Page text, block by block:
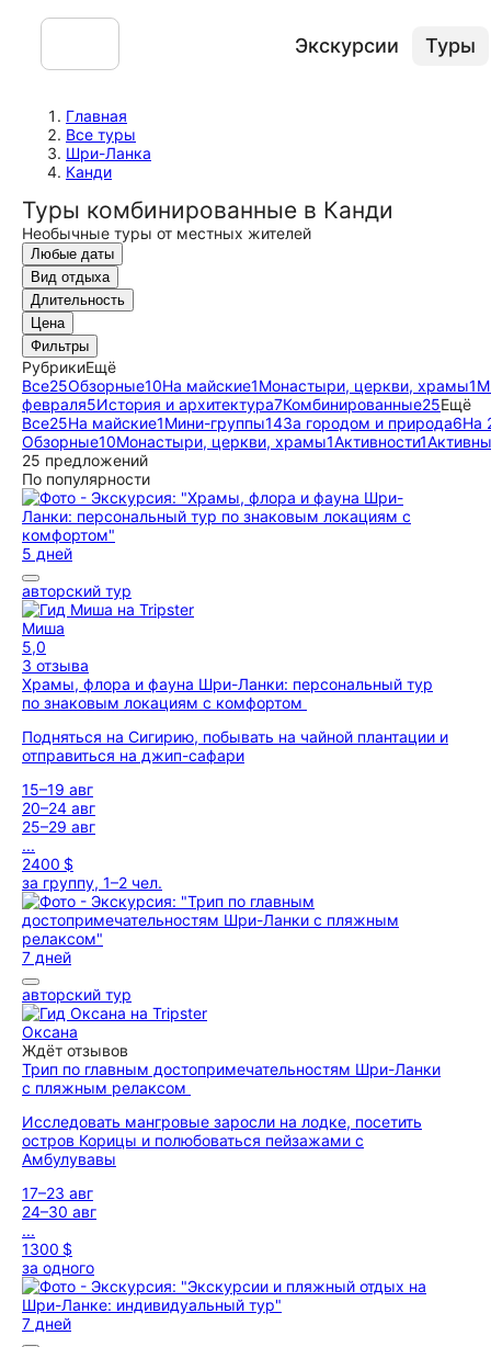
Экскурсии Туры
Главная
Все туры
Шри-Ланка
Канди
Туры комбинированные в Канди
Необычные туры от местных жителей
Любые даты
Вид отдыха
Длительность
Цена
Фильтры
РубрикиЕщё
Все25Обзорные10На майские1Монастыри, церкви, храмы1
февраля5История и архитектура7Комбинированные25Ещё
Все25На майские1Мини-группы14За городом и природа6На
Обзорные10Монастыри, церкви, храмы1Активности1
25 предложений
По популярности
5 дней
авторский тур
Миша
5,0
3 отзыва
Храмы, флора и фауна Шри-Ланки: персональный тур
по знаковым локациям с комфортом
Подняться на Сигирию, побывать на чайной плантации и
отправиться на джип-сафари
15–19 авг
20–24 авг
25–29 авг
...
2400 $
за группу, 1–2 чел.
7 дней
авторский тур
Оксана
Ждёт отзывов
Трип по главным достопримечательностям Шри-Ланки
с пляжным релаксом
Исследовать мангровые заросли на лодке, посетить
остров Корицы и полюбоваться пейзажами с
Амбулувавы
17–23 авг
24–30 авг
...
1300 $
за одного
7 дней